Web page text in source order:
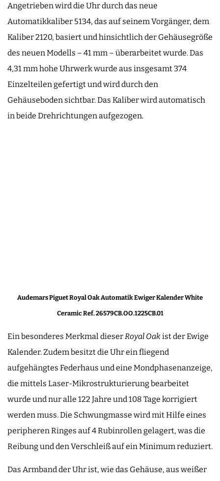
Angetrieben wird die Uhr durch das neue
Automatikkaliber 5134, das auf seinem Vorgänger, dem
Kaliber 2120, basiert und hinsichtlich der Gehäusegröße
des neuen Modells – 41 mm – überarbeitet wurde. Das
4,31 mm hohe Uhrwerk wurde aus insgesamt 374
Einzelteilen gefertigt und wird durch den
Gehäuseboden sichtbar. Das Kaliber wird automatisch
in beide Drehrichtungen aufgezogen.
Audemars Piguet Royal Oak Automatik Ewiger Kalender White
Ceramic Ref. 26579CB.OO.1225CB.01
Ein besonderes Merkmal dieserRoyal Oakist der Ewige
Kalender. Zudem besitzt die Uhr ein fliegend
aufgehängtes Federhaus und eine Mondphasenanzeige,
die mittels Laser-Mikrostrukturierung bearbeitet
wurde und nur alle 122 Jahre und 108 Tage korrigiert
werden muss. Die Schwungmasse wird mit Hilfe eines
peripheren Ringes auf 4 Rubinrollen gelagert, was die
Reibung und den Verschleiß auf ein Minimum reduziert.
Das Armband der Uhr ist, wie das Gehäuse, aus weißer